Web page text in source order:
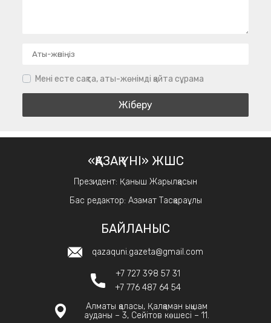
Мені есте сақта, аты-жөнімді қайта сұрама
«ҚАЗАҚ ҮНІ» ЖШС
Президент: Қаныш Жарылқасын
Бас редактор: Азамат Тасқараұлы
БАЙЛАНЫС
qazaquni.gazeta@gmail.com
+7 727 398 57 31
+7 776 487 64 54
Алматы қаласы, Қалқаман ықшам
ауданы – 3, Сейітов көшесі – 11.